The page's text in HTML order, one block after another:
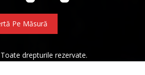
Pe Măsură
drepturile rezervate.